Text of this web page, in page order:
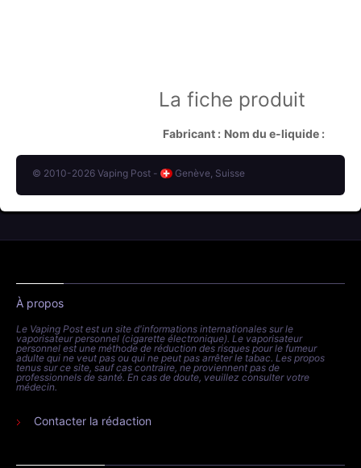
La fiche produit
Fabricant : Nom du e-liquide :
© 2010-2026 Vaping Post - Genève, Suisse
À propos
Le Vaping Post est un site d'informations internationales sur le
vaporisateur personnel (cigarette électronique). Le vaporisateur
personnel est une méthode de réduction des risques pour le fumeur
adulte qui ne veut pas ou qui ne peut pas arrêter le tabac. Les propos
tenus sur ce site, sauf cas contraire, ne proviennent pas de
professionnels de santé. En cas de doute, veuillez consulter votre
médecin.
Contacter la rédaction